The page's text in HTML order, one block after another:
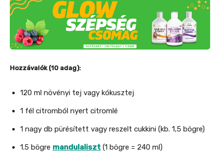
Hozzávalók (10 adag):
120 ml növényi tej vagy kókusztej
1 fél citromból nyert citromlé
1 nagy db pürésített vagy reszelt cukkini (kb. 1,5 bögre)
1.5 bögre mandulaliszt (1 bögre = 240 ml)